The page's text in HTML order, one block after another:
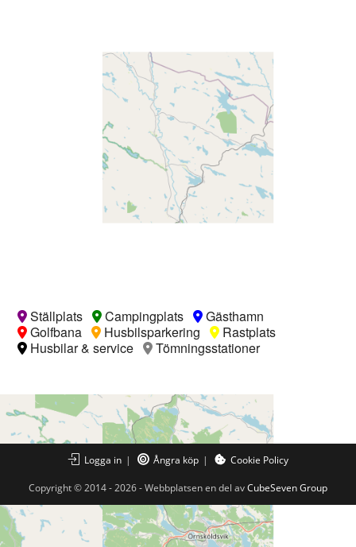
Ställplats Campingplats
Gästhamn
Golfbana
Husbilsparkering
Rastplats
Husbilar & service
Tömningsstationer
Logga in Ångra köp Cookie Policy
Copyright © 2014 - 2026 - Webbplatsen en del avCubeSeven Group